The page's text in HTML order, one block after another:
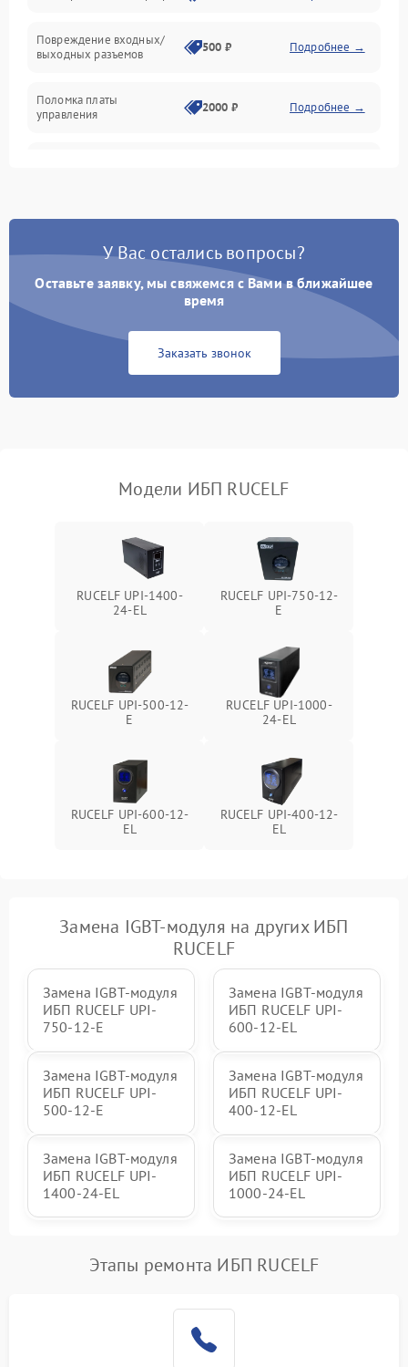
Механические повреждения
Механика
Повреждение входных/
выходных разъемов
500 ₽ Подробнее →
Поломка платы
управления
2000 ₽ Подробнее →
Повреждение
Поломка предохранителя 100 ₽ Подробнее →
Неисправность системы
1000 ₽
индикаторов
Неисправность системы
Подробнее →
Неисправность системы
1500 ₽ Подробнее →
Повреждение внутренних
Подробнее →
Неисправность системы
замыкания
1500 ₽
Повреждение системы
защиты от перегрева
1000 ₽ Подробнее →
Неисправность системы
защиты от
перенапряжения
1500 ₽ Подробнее →
У Вас остались вопросы?
Оставьте заявку, мы свяжемся с Вами в ближайшее
время
Заказать звонок
Модели ИБП RUCELF
RUCELF UPI-1400-
24-EL
RUCELF UPI-750-12-
E
RUCELF UPI-500-12-
E
RUCELF UPI-1000-
24-EL
RUCELF UPI-600-12-
EL
RUCELF UPI-400-12-
EL
Замена IGBT-модуля на других ИБП
RUCELF
Замена IGBT-модуля
ИБП RUCELF UPI-
750-12-E
Замена IGBT-модуля
ИБП RUCELF UPI-
600-12-EL
Замена IGBT-модуля
ИБП RUCELF UPI-
500-12-E
Замена IGBT-модуля
ИБП RUCELF UPI-
400-12-EL
Замена IGBT-модуля
ИБП RUCELF UPI-
1400-24-EL
Замена IGBT-модуля
ИБП RUCELF UPI-
1000-24-EL
Этапы ремонта ИБП RUCELF